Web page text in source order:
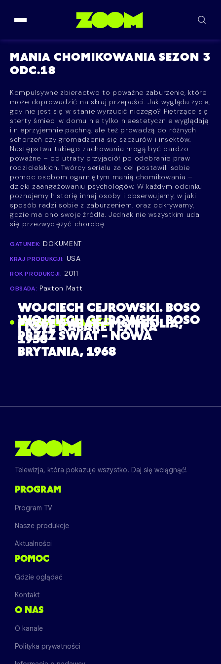
MANIA CHOMIKOWANIA SEZON 3
ODC.18
Kompulsywne zbieractwo to poważne zaburzenie, które
może doprowadzić na skraj przepaści. Jak wygląda życie,
gdy nie jest się w stanie wyrzucić niczego? Piętrzące się
sterty śmieci w domu nie tylko nieestetycznie wyglądają
i nieprzyjemnie pachną, ale też prowadzą do różnych
schorzeń czy gromadzenia się szczurów i insektów.
Następstwa takiego zachowania mogą być bardzo
poważne – od utraty przyjaciół po odebranie praw
rodzicielskich. Twórcy serialu za cel postawili sobie
pomoc osobom ogarniętym manią chomikowania –
dzięki zaangażowaniu psychologów. W każdym odcinku
poznajemy historię innej osoby i obserwujemy, w jaki
sposób radzi sobie z zaburzeniem, oraz odkrywamy,
gdzie ma ono swoje źródła. Jednak nie wszystkim uda
się przezwyciężyć chorobę.
GATUNEK: DOKUMENT
KRAJ PRODUKCJI: USA
ROK PRODUKCJI: 2011
OBSADA: Paxton Matt
ZOBACZ TAKŻE
I LOVE KABARET EXTRA
WOJCIECH CEJROWSKI. BOSO
PRZEZ ŚWIAT – MONGOLIA,
1958
WOJCIECH CEJROWSKI. BOSO
PRZEZ ŚWIAT – NOWA
BRYTANIA, 1968
Telewizja, która pokazuje wszystko. Daj się wciągnąć!
PROGRAM
Program TV
Nasze produkcje
Aktualności
POMOC
Gdzie oglądać
Kontakt
O NAS
O kanale
Polityka prywatności